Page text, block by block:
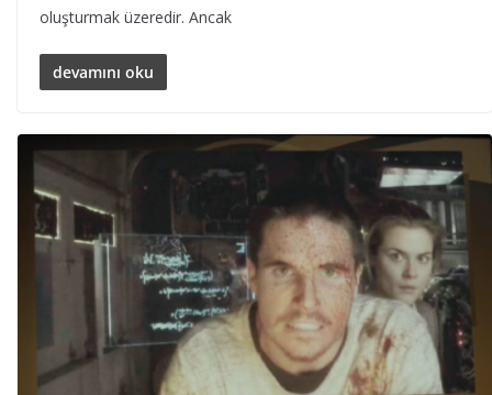
oluşturmak üzeredir. Ancak
devamını oku